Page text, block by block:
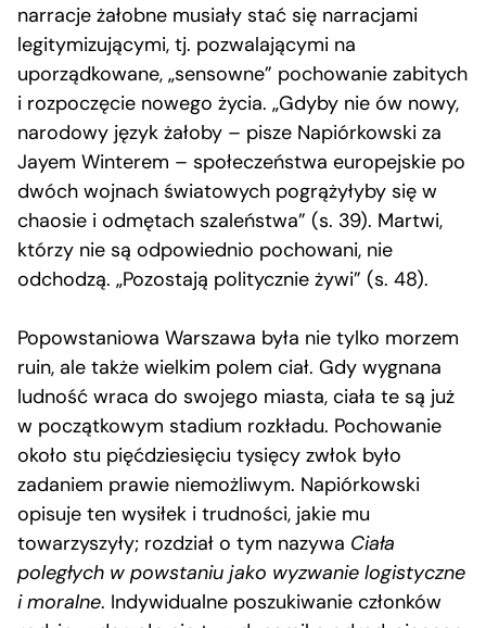
narracje żałobne musiały stać się narracjami
legitymizującymi, tj. pozwalającymi na
uporządkowane, „sensowne” pochowanie zabitych
i rozpoczęcie nowego życia. „Gdyby nie ów nowy,
narodowy język żałoby – pisze Napiórkowski za
Jayem Winterem – społeczeństwa europejskie po
dwóch wojnach światowych pogrążyłyby się w
chaosie i odmętach szaleństwa” (s. 39). Martwi,
którzy nie są odpowiednio pochowani, nie
odchodzą. „Pozostają politycznie żywi” (s. 48).
Popowstaniowa Warszawa była nie tylko morzem
ruin, ale także wielkim polem ciał. Gdy wygnana
ludność wraca do swojego miasta, ciała te są już
w początkowym stadium rozkładu. Pochowanie
około stu pięćdziesięciu tysięcy zwłok było
zadaniem prawie niemożliwym. Napiórkowski
opisuje ten wysiłek i trudności, jakie mu
towarzyszyły; rozdział o tym nazywa Ciała
poległych w powstaniu jako wyzwanie logistyczne
i moralne. Indywidualne poszukiwanie członków